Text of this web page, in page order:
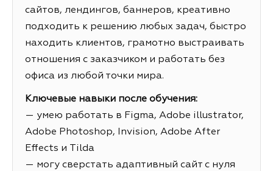
сайтов, лендингов, баннеров, креативно
подходить к решению любых задач, быстро
находить клиентов, грамотно выстраивать
отношения с заказчиком и работать без
офиса из любой точки мира.
Ключевые навыки после обучения:
— умею работать в Figma, Adobe illustrator,
Adobe Photoshop, Invision, Adobe After
Effects и Tilda
— могу сверстать адаптивный сайт с нуля